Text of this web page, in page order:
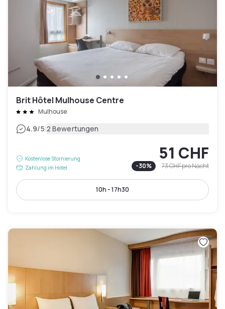
Brit Hôtel Mulhouse Centre
Mulhouse
4.9/5|2 Bewertungen
Kostenlose Stornierung
Zahlung im Hotel
51 CHF
-30% 73 CHFpro Nacht
10h - 17h30